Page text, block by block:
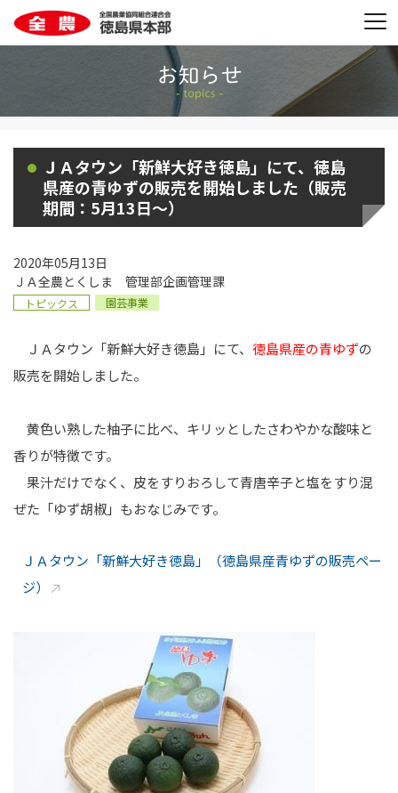
ＪＡタウン「新鮮大好き徳島」にて、徳島
県産の青ゆずの販売を開始しました（販売
期間：5月13日～）
2020年05月13日
ＪＡ全農とくしま 管理部企画管理課
トピックス 園芸事業
ＪＡタウン「新鮮大好き徳島」にて、 徳島県産の青ゆずの
販売を開始しました。
黄色い熟した柚子に比べ、キリッとしたさわやかな酸味と
香りが特徴です。
果汁だけでなく、皮をすりおろして青唐辛子と塩をすり混
ぜた「ゆず胡椒」もおなじみです。
ＪＡタウン「新鮮大好き徳島」（徳島県産青ゆずの販売ペー
ジ）